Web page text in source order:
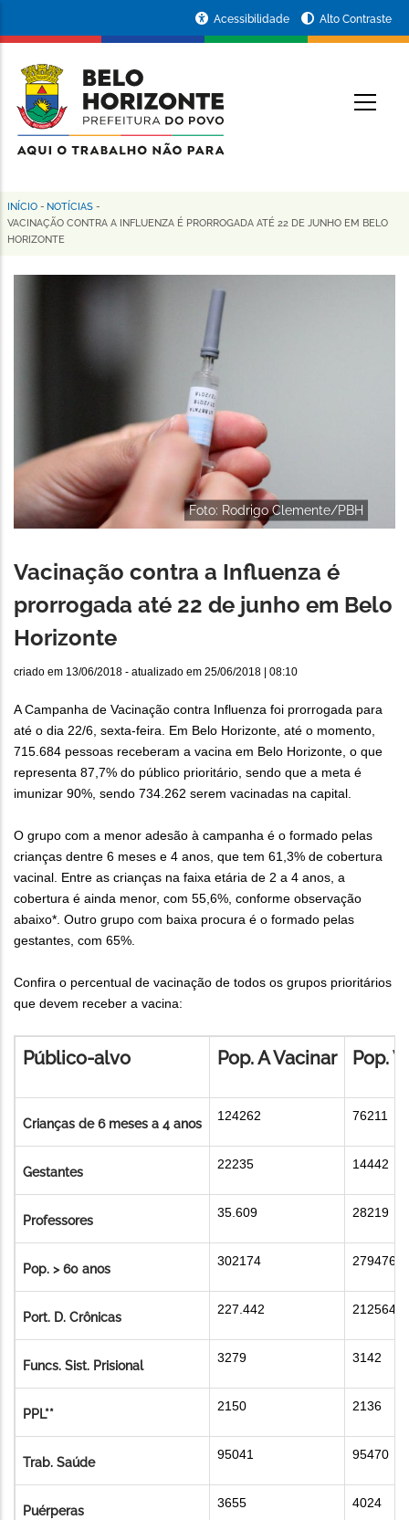
conteúdo
principal
da
Prefeitura
de
Horizonte
Acessibilidade Alto Contraste
Trilha
de
navegação
INÍCIO - NOTÍCIAS -
VACINAÇÃO CONTRA A INFLUENZA É PRORROGADA ATÉ 22 DE JUNHO EM BELO
HORIZONTE
Foto: Rodrigo Clemente/PBH
Vacinação contra a Influenza é
prorrogada até 22 de junho em Belo
Horizonte
criado em 13/06/2018 - atualizado em 25/06/2018 | 08:10
A Campanha de Vacinação contra Influenza foi prorrogada para
até o dia 22/6, sexta-feira. Em Belo Horizonte, até o momento,
715.684 pessoas receberam a vacina em Belo Horizonte, o que
representa 87,7% do público prioritário, sendo que a meta é
imunizar 90%, sendo 734.262 serem vacinadas na capital.
O grupo com a menor adesão à campanha é o formado pelas
crianças dentre 6 meses e 4 anos, que tem 61,3% de cobertura
vacinal. Entre as crianças na faixa etária de 2 a 4 anos, a
cobertura é ainda menor, com 55,6%, conforme observação
abaixo*. Outro grupo com baixa procura é o formado pelas
gestantes, com 65%.
Confira o percentual de vacinação de todos os grupos prioritários
que devem receber a vacina:
Público-alvo Pop. A Vacinar Pop.
Crianças de 6 meses a 4 anos
124262 76211
Gestantes
22235 14442
Professores
35.609 28219
Pop. > 60 anos
302174 279476
Port. D. Crônicas
227.442 212564
Funcs. Sist. Prisional
3279 3142
PPL**
2150 2136
Trab. Saúde
95041 95470
Puérperas
3655 4024